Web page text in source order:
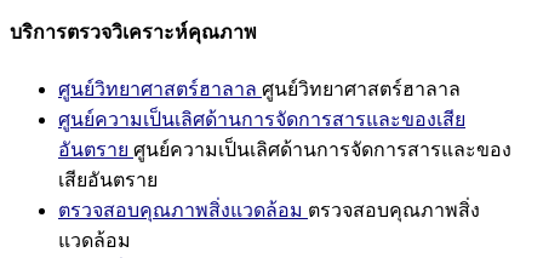
บริการตรวจวิเคราะห์คุณภาพ
ศูนย์วิทยาศาสตร์ฮาลาล ศูนย์วิทยาศาสตร์ฮาลาล
ศูนย์ความเป็นเลิศด้านการจัดการสารและของเสีย
อันตราย ศูนย์ความเป็นเลิศด้านการจัดการสารและของ
เสียอันตราย
ตรวจสอบคุณภาพสิ่งแวดล้อม ตรวจสอบคุณภาพสิ่ง
แวดล้อม